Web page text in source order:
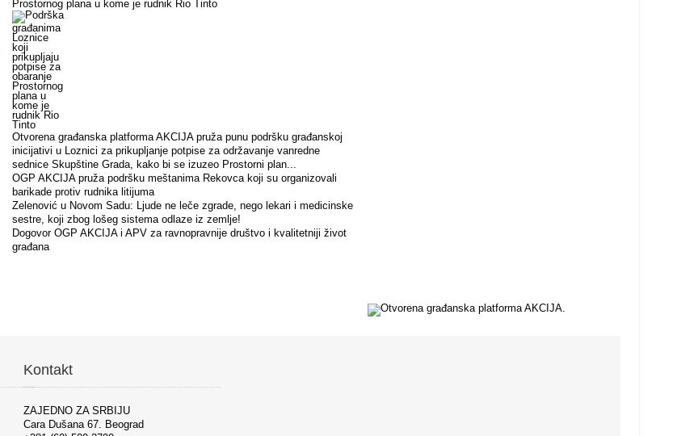
Prostornog plana u kome je rudnik Rio Tinto
Otvorena građanska platforma AKCIJA pruža punu podršku građanskoj
inicijativi u Loznici za prikupljanje potpise za održavanje vanredne
sednice Skupštine Grada, kako bi se izuzeo Prostorni plan...
OGP AKCIJA pruža podršku meštanima Rekovca koji su organizovali
barikade protiv rudnika litijuma
Zelenović u Novom Sadu: Ljude ne leče zgrade, nego lekari i medicinske
sestre, koji zbog lošeg sistema odlaze iz zemlje!
Dogovor OGP AKCIJA i APV za ravnopravnije društvo i kvalitetniji život
građana
Kontakt
ZAJEDNO ZA SRBIJU
Cara Dušana 67. Beograd